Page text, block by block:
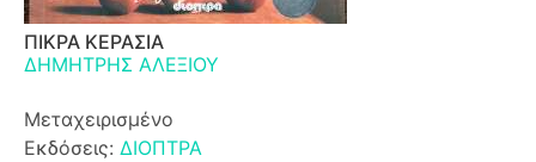
ΠΙΚΡΑ ΚΕΡΑΣΙΑ
ΔΗΜΗΤΡΗΣ ΑΛΕΞΙΟΥ
Μεταχειρισμένο
Εκδόσεις: ΔΙΟΠΤΡΑ